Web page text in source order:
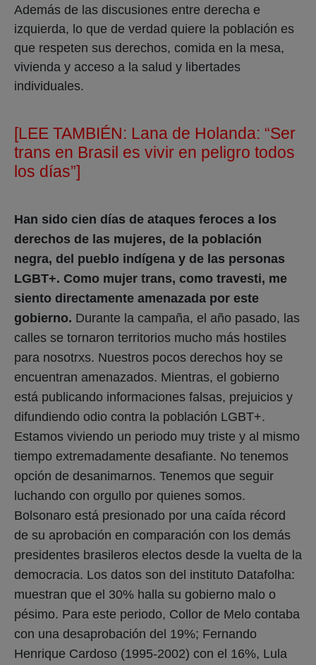
Además de las discusiones entre derecha e
izquierda, lo que de verdad quiere la población es
que respeten sus derechos, comida en la mesa,
vivienda y acceso a la salud y libertades
individuales.
[LEE TAMBIÉN: Lana de Holanda: “Ser
trans en Brasil es vivir en peligro todos
los días”]
Han sido cien días de ataques feroces a los
derechos de las mujeres, de la población
negra, del pueblo indígena y de las personas
LGBT+. Como mujer trans, como travesti, me
siento directamente amenazada por este
gobierno. Durante la campaña, el año pasado, las
calles se tornaron territorios mucho más hostiles
para nosotrxs. Nuestros pocos derechos hoy se
encuentran amenazados. Mientras, el gobierno
está publicando informaciones falsas, prejuicios y
difundiendo odio contra la población LGBT+.
Estamos viviendo un periodo muy triste y al mismo
tiempo extremadamente desafiante. No tenemos
opción de desanimarnos. Tenemos que seguir
luchando con orgullo por quienes somos.
Bolsonaro está presionado por una caída récord
de su aprobación en comparación con los demás
presidentes brasileros electos desde la vuelta de la
democracia. Los datos son del instituto Datafolha:
muestran que el 30% halla su gobierno malo o
pésimo. Para este periodo, Collor de Melo contaba
con una desaprobación del 19%; Fernando
Henrique Cardoso (1995-2002) con el 16%, Lula